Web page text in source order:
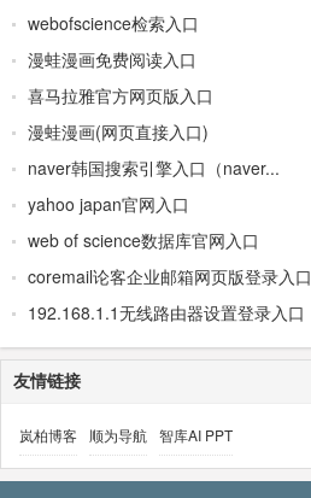
webofscience检索入口
漫蛙漫画免费阅读入口
喜马拉雅官方网页版入口
漫蛙漫画(网页直接入口)
naver韩国搜索引擎入口（naver...
yahoo japan官网入口
web of science数据库官网入口
coremail论客企业邮箱网页版登录入口
192.168.1.1无线路由器设置登录入口
友情链接
岚柏博客 顺为导航 智库AI PPT